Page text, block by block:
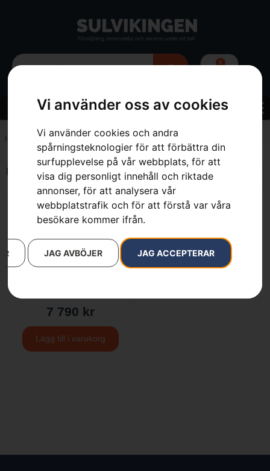
Vi använder oss av cookies
Vi använder cookies och andra
spårningsteknologier för att förbättra din
surfupplevelse på vår webbplats, för att
visa dig personligt innehåll och riktade
annonser, för att analysera vår
webbplatstrafik och för att förstå var våra
besökare kommer ifrån.
JAG ACCEPTERAR
JAG AVBÖJER
0
Hem 3.6 kg
Endast ett sökresultat
utan batteri och laddare
7 790 kr
Lägg till i varukorg